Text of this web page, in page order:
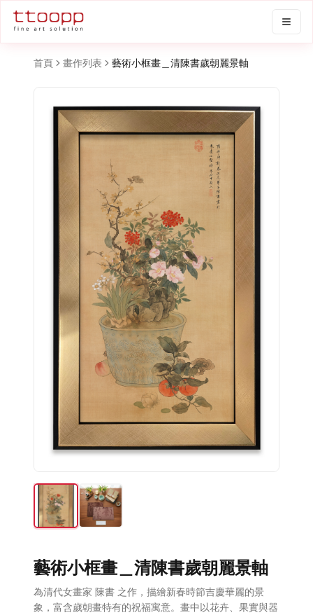
首頁 畫作列表 藝術小框畫＿清陳書歲朝麗景軸
藝術小框畫＿清陳書歲朝麗景軸
為清代女畫家 陳書 之作，描繪新春時節吉慶華麗的景
象，富含歲朝畫特有的祝福寓意。畫中以花卉、果實與器